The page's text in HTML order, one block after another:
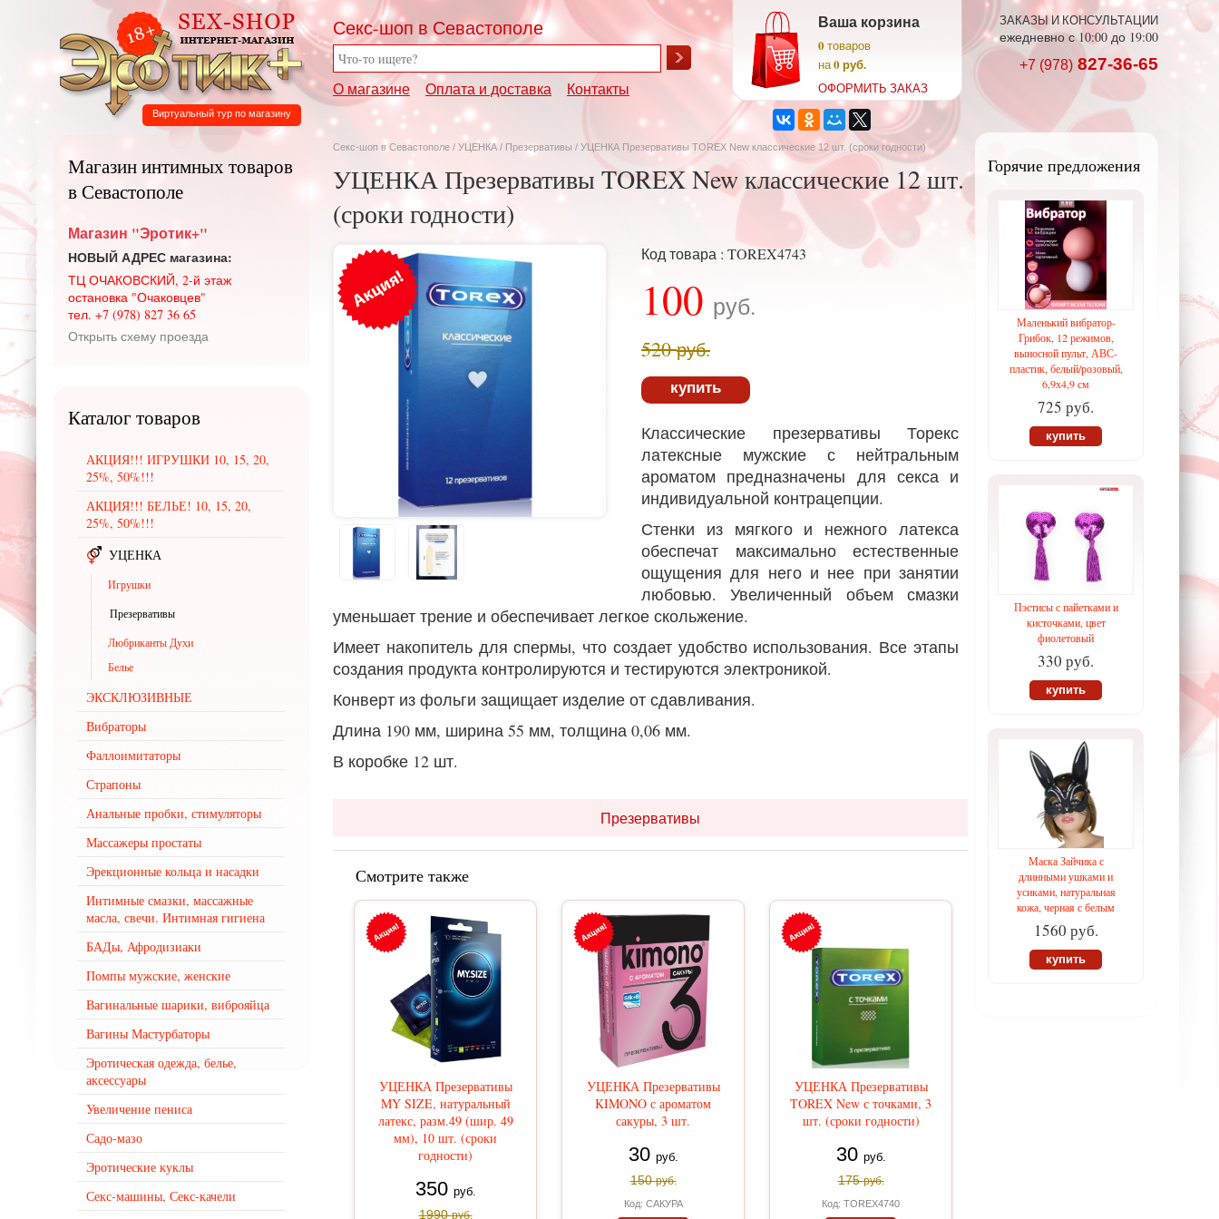
Секс-шоп в Севастополе
О магазине Оплата и доставка Контакты
Ваша корзина
0товаров
на0 руб.
ОФОРМИТЬ ЗАКАЗ
ЗАКАЗЫ И КОНСУЛЬТАЦИИ
ежедневно с 10:00 до 19:00
+7 (978) 827-36-65
Виртуальный тур по магазину
Секс-шоп в Севастополе / УЦЕНКА / Презервативы / УЦЕНКА Презервативы TOREX New классические 12 шт. (сроки годности)
УЦЕНКА Презервативы TOREX New классические 12 шт.
(сроки годности)
Код товара : TOREX4743
100 руб.
520руб.
купить
Классические презервативы Торекс
латексные мужские с нейтральным
ароматом предназначены для секса и
индивидуальной контрацепции.
Стенки из мягкого и нежного латекса
обеспечат максимально естественные
ощущения для него и нее при занятии
любовью. Увеличенный объем смазки
уменьшает трение и обеспечивает легкое скольжение.
Имеет накопитель для спермы, что создает удобство использования. Все этапы
создания продукта контролируются и тестируются электроникой.
Конверт из фольги защищает изделие от сдавливания.
Длина 190 мм, ширина 55 мм, толщина 0,06 мм.
В коробке 12 шт.
Презервативы
Смотрите также
УЦЕНКА Презервативы
MY SIZE, натуральный
латекс, разм.49 (шир. 49
мм), 10 шт. (сроки
годности)
350 руб.
1990руб.
УЦЕНКА Презервативы
KIMONO с ароматом
сакуры, 3 шт.
30 руб.
150руб.
Код: САКУРА
УЦЕНКА Презервативы
TOREX New с точками, 3
шт. (сроки годности)
30 руб.
175руб.
Код: TOREX4740
Горячие предложения
Маленький вибратор-
Грибок, 12 режимов,
выносной пульт, АВС-
пластик, белый/розовый,
6,9х4,9 см
725 руб.
купить
Пэстисы с пайетками и
кисточками, цвет
фиолетовый
330 руб.
купить
Маска Зайчика с
длинными ушками и
усиками, натуральная
кожа, черная с белым
1560 руб.
купить
Магазин интимных товаров
в Севастополе
Магазин "Эротик+"
НОВЫЙ АДРЕС магазина:
ТЦ ОЧАКОВСКИЙ, 2-й этаж
остановка "Очаковцев"
тел. +7 (978) 827 36 65
Открыть схему проезда
Каталог товаров
АКЦИЯ!!! ИГРУШКИ 10, 15, 20,
25%, 50%!!!
АКЦИЯ!!! БЕЛЬЕ! 10, 15, 20,
25%, 50%!!!
УЦЕНКА
Игрушки
Презервативы
Любриканты Духи
Белье
ЭКСКЛЮЗИВНЫЕ
Вибраторы
Фаллоимитаторы
Страпоны
Анальные пробки, стимуляторы
Массажеры простаты
Эрекционные кольца и насадки
Интимные смазки, массажные
масла, свечи. Интимная гигиена
БАДы, Афродизиаки
Помпы мужские, женские
Вагинальные шарики, виброяйца
Вагины Мастурбаторы
Эротическая одежда, белье,
аксессуары
Увеличение пениса
Садо-мазо
Эротические куклы
Секс-машины, Секс-качели